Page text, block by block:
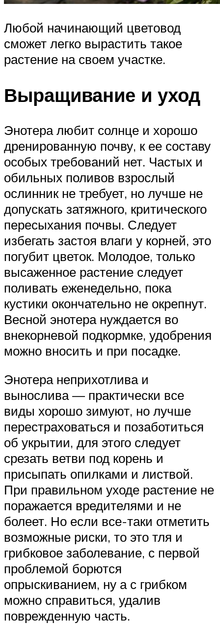
Любой начинающий цветовод
сможет легко вырастить такое
растение на своем участке.
Выращивание и уход
Энотера любит солнце и хорошо
дренированную почву, к ее составу
особых требований нет. Частых и
обильных поливов взрослый
ослинник не требует, но лучше не
допускать затяжного, критического
пересыхания почвы. Следует
избегать застоя влаги у корней, это
погубит цветок. Молодое, только
высаженное растение следует
поливать еженедельно, пока
кустики окончательно не окрепнут.
Весной энотера нуждается во
внекорневой подкормке, удобрения
можно вносить и при посадке.
Энотера неприхотлива и
вынослива — практически все
виды хорошо зимуют, но лучше
перестраховаться и позаботиться
об укрытии, для этого следует
срезать ветви под корень и
присыпать опилками и листвой.
При правильном уходе растение не
поражается вредителями и не
болеет. Но если все-таки отметить
возможные риски, то это тля и
грибковое заболевание, с первой
проблемой борются
опрыскиванием, ну а с грибком
можно справиться, удалив
поврежденную часть.